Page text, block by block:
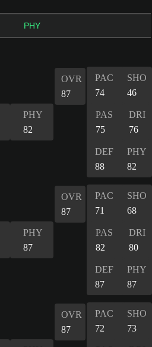
PHY
PHY
82
OVR
87
PAC
74
SHO
46
PAS
75
DRI
76
DEF
88
PHY
82
PHY
87
OVR
87
PAC
71
SHO
68
PAS
82
DRI
80
DEF
87
PHY
87
OVR
87
PAC
72
SHO
73